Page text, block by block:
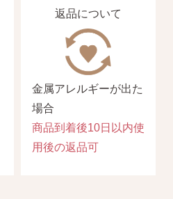
返品について
金属アレルギーが出た
場合
商品到着後10日以内使
用後の返品可